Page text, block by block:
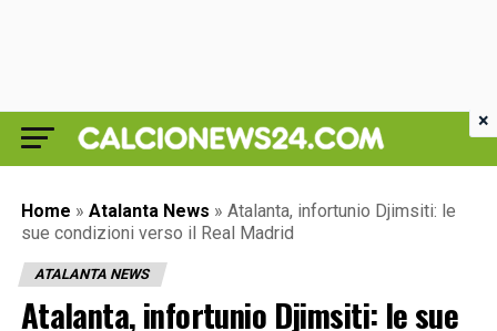
Home » Atalanta News » Atalanta, infortunio Djimsiti: le
sue condizioni verso il Real Madrid
ATALANTA NEWS
Atalanta, infortunio Djimsiti: le sue
×